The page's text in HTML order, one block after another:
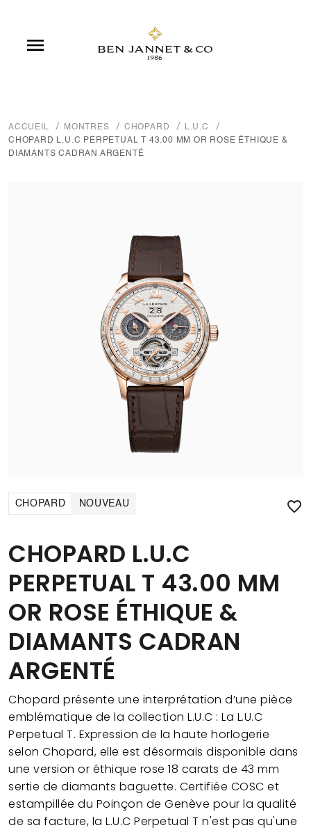

ACCUEIL MONTRES CHOPARD
L.U.C
CHOPARD L.U.C PERPETUAL T 43.00 MM OR ROSE ÉTHIQUE &
DIAMANTS CADRAN ARGENTÉ
CHOPARD NOUVEAU 
CHOPARD L.U.C
PERPETUAL T 43.00 MM
OR ROSE ÉTHIQUE &
DIAMANTS CADRAN
ARGENTÉ
Chopard présente une interprétation d’une pièce
emblématique de la collection L.U.C : La L.U.C
Perpetual T. Expression de la haute horlogerie
selon Chopard, elle est désormais disponible dans
une version or éthique rose 18 carats de 43 mm
sertie de diamants baguette. Certifiée COSC et
estampillée du Poinçon de Genève pour la qualité
de sa facture, la L.U.C Perpetual T n'est pas qu'une